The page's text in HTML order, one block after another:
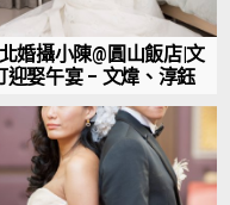
婚攝小陳@圓山飯店|文
迎娶午宴 – 文煒、淳鈺